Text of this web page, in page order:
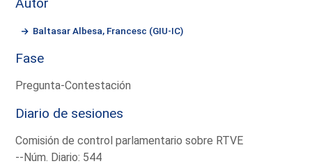
Baltasar Albesa, Francesc (GIU-IC)
Fase
Pregunta-Contestación
Diario de sesiones
Comisión de control parlamentario sobre RTVE
--Núm. Diario: 544